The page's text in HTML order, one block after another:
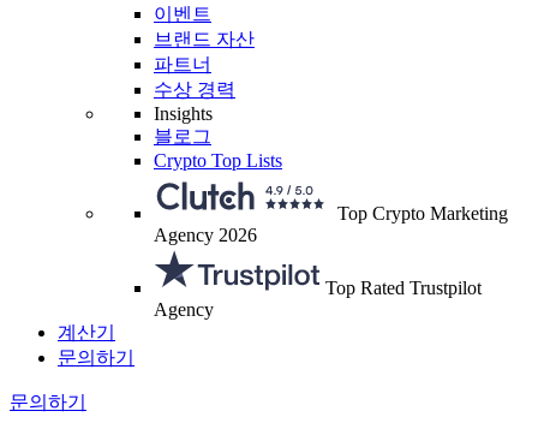
이벤트
브랜드 자산
파트너
수상 경력
Insights
블로그
Crypto Top Lists
Top Crypto Marketing
Agency 2026
Top Rated Trustpilot
Agency
계산기
문의하기
문의하기